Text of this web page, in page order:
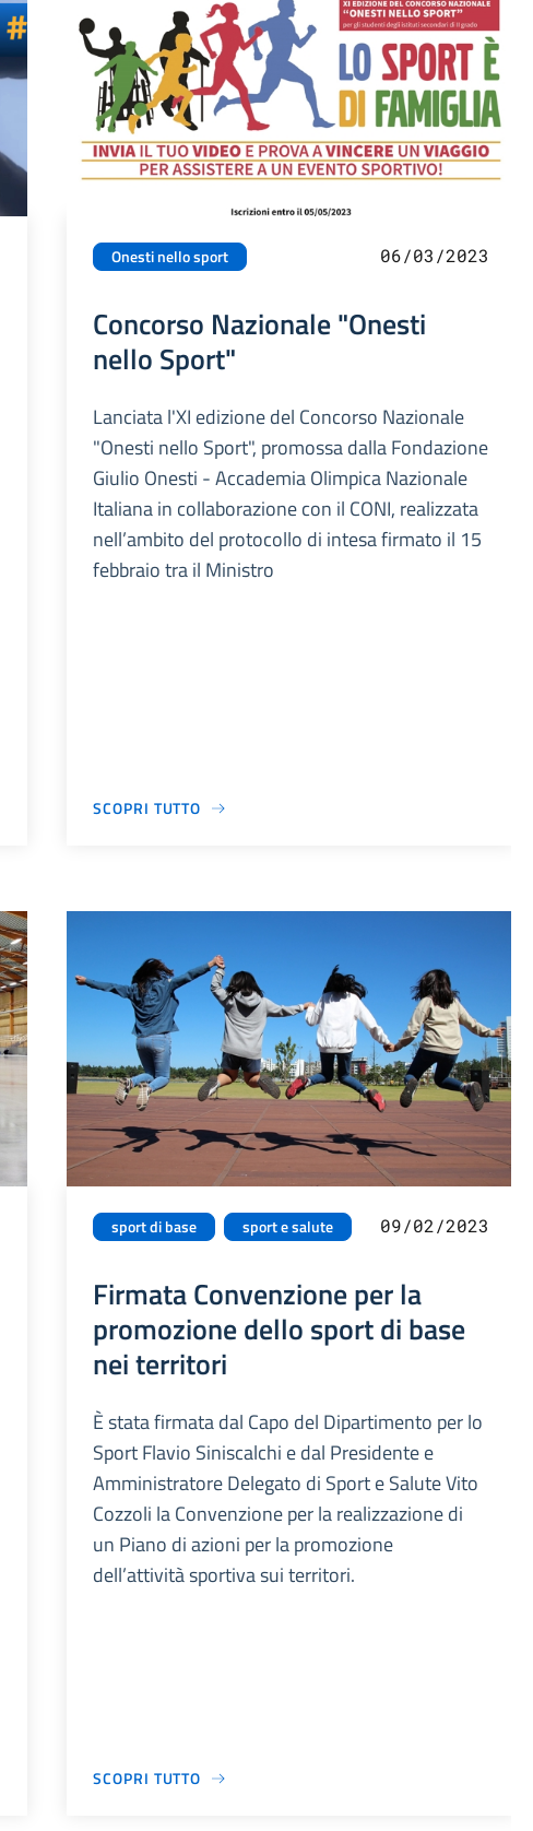
Onesti nello sport 06/03/2023
Concorso Nazionale "Onesti
nello Sport"
Lanciata l'XI edizione del Concorso Nazionale
"Onesti nello Sport", promossa dalla Fondazione
Giulio Onesti - Accademia Olimpica Nazionale
Italiana in collaborazione con il CONI, realizzata
nell’ambito del protocollo di intesa firmato il 15
febbraio tra il Ministro
SCOPRI TUTTO
sport di base sport e salute 09/02/2023
Firmata Convenzione per la
promozione dello sport di base
nei territori
È stata firmata dal Capo del Dipartimento per lo
Sport Flavio Siniscalchi e dal Presidente e
Amministratore Delegato di Sport e Salute Vito
Cozzoli la Convenzione per la realizzazione di
un Piano di azioni per la promozione
dell’attività sportiva sui territori.
SCOPRI TUTTO